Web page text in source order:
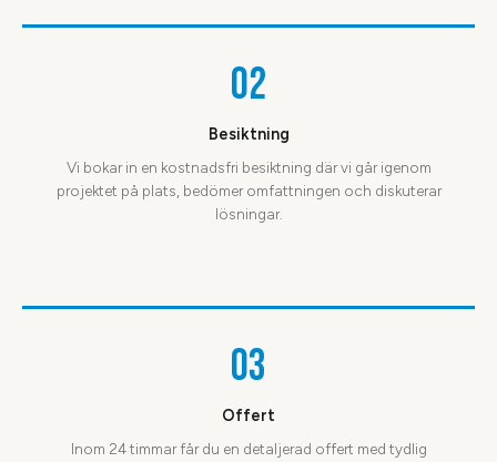
02
Besiktning
Vi bokar in en kostnadsfri besiktning där vi går igenom
projektet på plats, bedömer omfattningen och diskuterar
lösningar.
03
Offert
Inom 24 timmar får du en detaljerad offert med tydlig